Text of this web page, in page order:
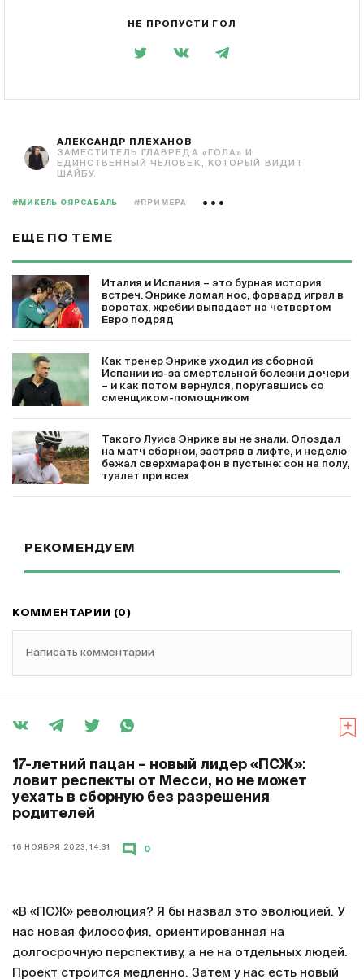
НЕ ПРОПУСТИ ГОЛ
АЛЕКСАНДР ПЛЕХАНОВ
ЗАМЕСТИТЕЛЬ ГЛАВРЕДА «ГОЛА» И
ЕДИНСТВЕННЫЙ ЧЕЛОВЕК, КОТОРЫЙ ВИДИТ
ШАЙБУ.
#МИКЕЛЬ ОЯРСАБАЛЬ #ПРИМЕРА
ЕЩЕ ПО ТЕМЕ
Италия и Испания – это бурная история
встреч. Энрике ломал нос, форвард играл в
воротах, жребий выпадает на четвертом
Евро подряд
Как тренер Энрике уходил из сборной
Испании из-за смертельной болезни дочери
– и как потом вернулся, поругавшись со
сменщиком-помощником
Такого Луиса Энрике вы не знали. Опоздал
на матч сборной, застряв в лифте, и неделю
бежал сверхмарафон в пустыне: сон на полу,
туалет при всех
РЕКОМЕНДУЕМ
КОММЕНТАРИИ (0)
Написать комментарий
17-летний пацан – новый лидер «ПСЖ»:
ловит респекты от Месси, но не может
уехать в сборную без разрешения
родителей
16 НОЯБРЯ 2023, 14:31 0
«В «ПСЖ» революция? Я бы назвал это эволюцией. У
нас новая философия, ориентированная на
долгосрочную перспективу, а не на отдельных людей.
Проект строится медленно. Затем у нас есть новый